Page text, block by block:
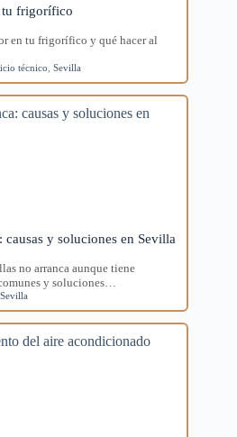
tu frigorífico
en tu frigorífico y qué hacer al
técnico Sevilla
y soluciones en Sevilla
no arranca aunque tiene
y soluciones…
Sevilla